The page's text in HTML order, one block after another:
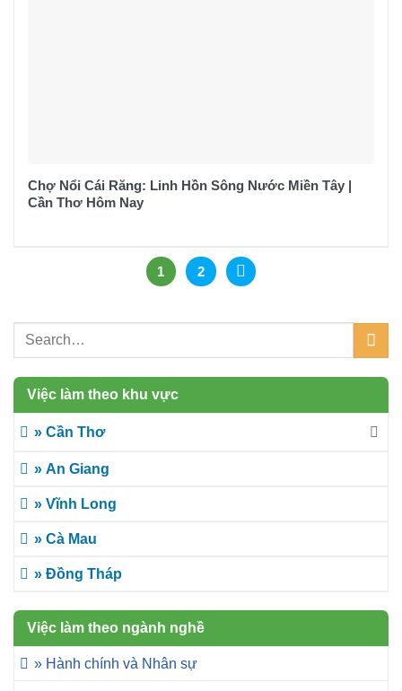
Chợ Nổi Cái Răng: Linh Hồn Sông Nước Miền Tây |
Cần Thơ Hôm Nay
1 2
Việc làm theo khu vực
» Cần Thơ
» An Giang
» Vĩnh Long
» Cà Mau
» Đồng Tháp
Việc làm theo ngành nghề
» Hành chính và Nhân sự